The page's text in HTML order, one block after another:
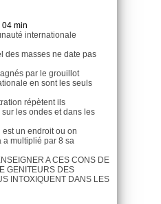
min
internationale
des masses ne date pas
par le grouillot
en sont les seuls
répètent ils
les ondes et dans les
un endroit ou on
a multiplié par 8 sa
A CES CONS DE
GENITEURS DES
INTOXIQUENT DANS LES